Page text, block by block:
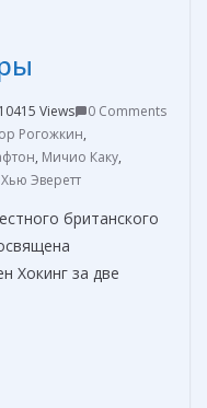
10415 Views
0 Comments
Рогожкин,
, Мичио Каку,
Хью Эверетт
британского
Хокинг за две